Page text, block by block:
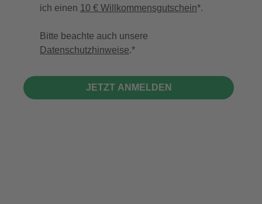
ich einen 10 € Willkommensgutschein*.
Bitte beachte auch unsere
Datenschutzhinweise.
JETZT ANMELDEN